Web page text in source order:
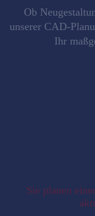
Ob
unserer CAD-
Ihr
Sie planen